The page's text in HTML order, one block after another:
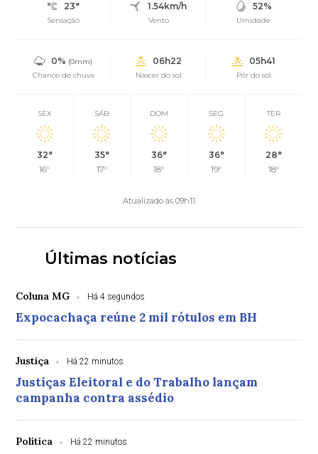
23°
Sensação
1.54km/h
Vento
52%
Umidade
0% (0mm)
Chance de chuva
06h22
Nascer do sol
05h41
Pôr do sol
SEX
32°
16°
SÁB
35°
17°
DOM
36°
18°
SEG
36°
19°
TER
28°
18°
Atualizado às 09h11
Últimas notícias
Coluna MG Há 4 segundos
Expocachaça reúne 2 mil rótulos em BH
Justiça Há 22 minutos
Justiças Eleitoral e do Trabalho lançam
campanha contra assédio
Política Há 22 minutos